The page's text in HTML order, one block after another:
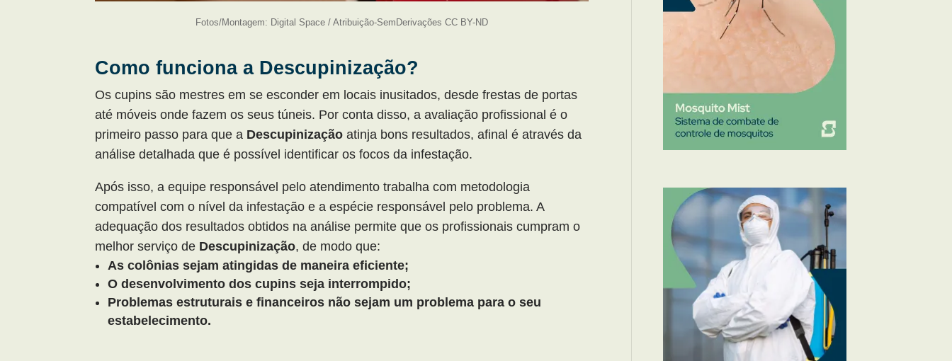
Fotos/Montagem: Digital Space / Atribuição-SemDerivações CC BY-ND
Como funciona a Descupinização?
Os cupins são mestres em se esconder em locais inusitados, desde frestas de portas
até móveis onde fazem os seus túneis. Por conta disso, a avaliação profissional é o
primeiro passo para que a Descupinização atinja bons resultados, afinal é através da
análise detalhada que é possível identificar os focos da infestação.
Após isso, a equipe responsável pelo atendimento trabalha com metodologia
compatível com o nível da infestação e a espécie responsável pelo problema. A
adequação dos resultados obtidos na análise permite que os profissionais cumpram o
melhor serviço de Descupinização, de modo que:
As colônias sejam atingidas de maneira eficiente;
O desenvolvimento dos cupins seja interrompido;
Problemas estruturais e financeiros não sejam um problema para o seu
estabelecimento.